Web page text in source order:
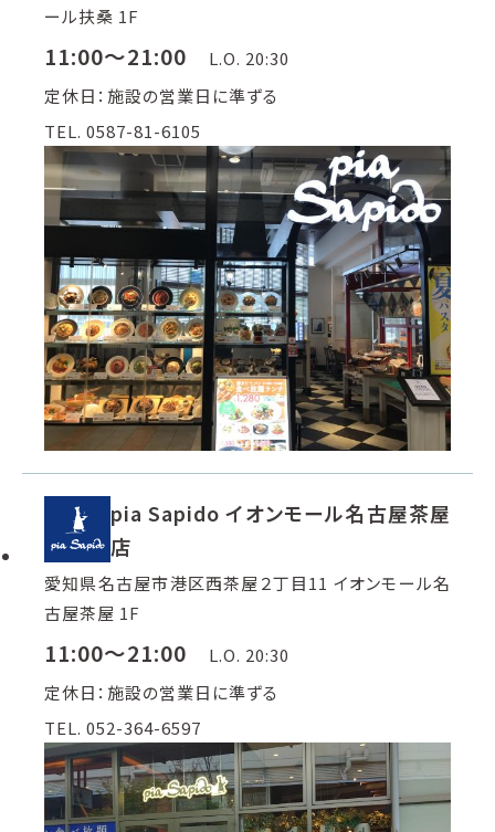
ール扶桑 1F
11:00～21:00
L.O. 20:30
定休日：施設の営業日に準ずる
TEL. 0587-81-6105
pia Sapido イオンモール名古屋茶屋
店
愛知県名古屋市港区西茶屋２丁目11 イオンモール名
古屋茶屋 1F
11:00～21:00
L.O. 20:30
定休日：施設の営業日に準ずる
TEL. 052-364-6597